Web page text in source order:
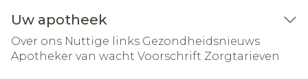
Uw apotheek
Over ons Nuttige links Gezondheidsnieuws
Apotheker van wacht Voorschrift Zorgtarieven